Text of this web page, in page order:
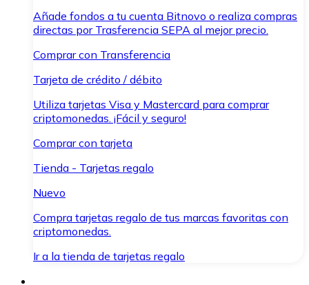
Añade fondos a tu cuenta Bitnovo o realiza compras
directas por Trasferencia SEPA al mejor precio.
Comprar con Transferencia
Tarjeta de crédito / débito
Utiliza tarjetas Visa y Mastercard para comprar
criptomonedas. ¡Fácil y seguro!
Comprar con tarjeta
Tienda - Tarjetas regalo
Nuevo
Compra tarjetas regalo de tus marcas favoritas con
criptomonedas.
Ir a la tienda de tarjetas regalo